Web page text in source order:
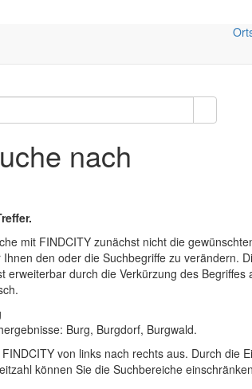
nach
mit FINDCITY zunächst nicht die
den oder die Suchbegriffe zu verändern.
erweiterbar durch die Verkürzung des Begriffes
.
Burg, Burgdorf, Burgwald.
von links nach rechts aus. Durch die
können Sie die Suchbereiche